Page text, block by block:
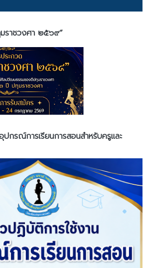
ราชวงศา ๒๕๖๙”
กรณ์การเรียนการสอนสำหรับครูและ